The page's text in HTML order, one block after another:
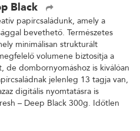
Black
papírcsaládunk, amely a
bevethető. Természetes
minimálisan strukturált
volumene biztosítja a
dombornyomáshoz is kiválóan
jelenleg 13 tagja van,
digitális nyomtatásra is
– Deep Black 300g. Időtlen